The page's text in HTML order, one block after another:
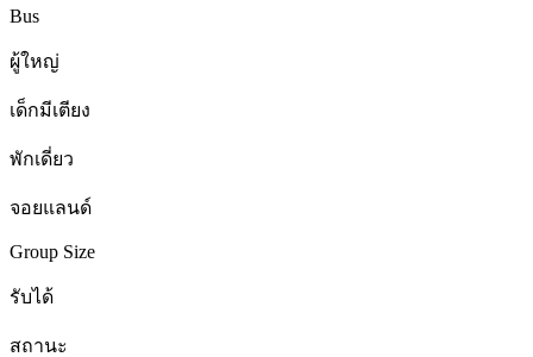
Bus
ผู้ใหญ่
เด็กมีเตียง
พักเดี่ยว
จอยแลนด์
Group Size
รับได้
สถานะ